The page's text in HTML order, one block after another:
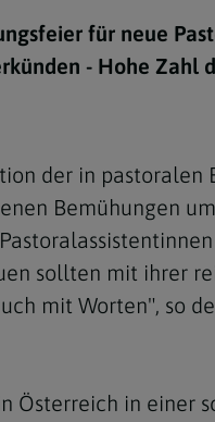
Fastenzeit
Christi Himmelfahrt
Pfingsten
Fronleichnam
Erntedank
Konservatorium für
Kirchenmusik
Theologische Kurse
Personen
Anderssprachige
Organigramm
für neue
- Hohe Zahl
der in pastoralen
Bemühungen
sollten mit ihrer
mit Worten", so
Österreich in